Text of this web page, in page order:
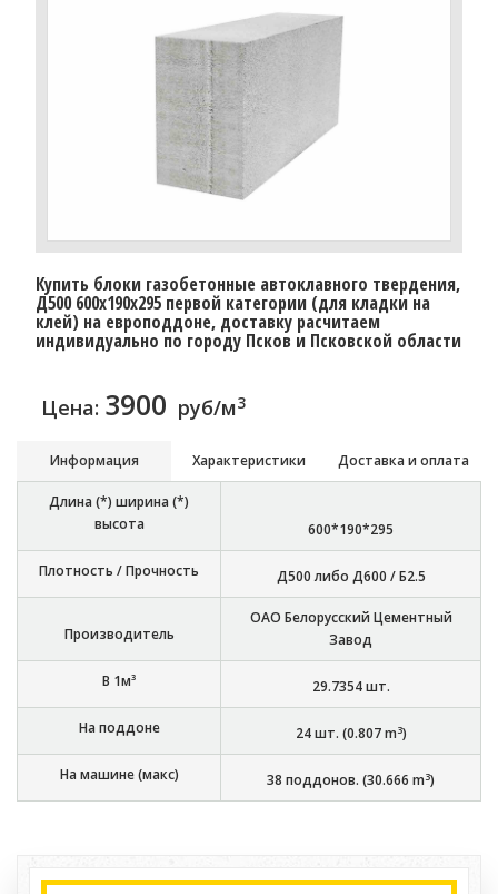
Купить блоки газобетонные автоклавного твердения,
Д500 600x190x295 первой категории (для кладки на
клей) на европоддоне, доставку расчитаем
индивидуально по городу Псков и Псковской области
Цена: 3900 руб/м3
Информация Характеристики Доставка и оплата
Длина (*) ширина (*)
высота
600*190*295
Плотность / Прочность Д500 либо Д600 / Б2.5
Производитель
ОАО Белорусский Цементный
Завод
В 1м³ 29.7354шт.
На поддоне 24шт. (0.807m3)
На машине (макс) 38 поддонов. (30.666 m3)